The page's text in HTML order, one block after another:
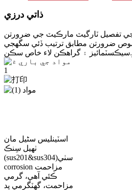
ذاتي درزي
جي تفصيل ٽارگيٽ مارڪيٽ جي ضرورتن
ضرورتن مطابق ترتيب ڏئي سگهجي
اسٽينلیس سٹیل مان
ٺهيل سِنڪ
(sus201&sus304)سٺي
corrosion مزاحمت
ڪئي آهي، گرمي
مزاحمت، گهٽگرمي پد